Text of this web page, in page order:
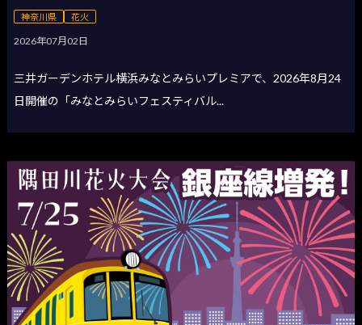
神奈川県 花火
2026年07月02日
三井ガーデンホテル横浜みなとみらいプレミアで、2026年8月24
日開催の「みなとみらいフェスティバル...